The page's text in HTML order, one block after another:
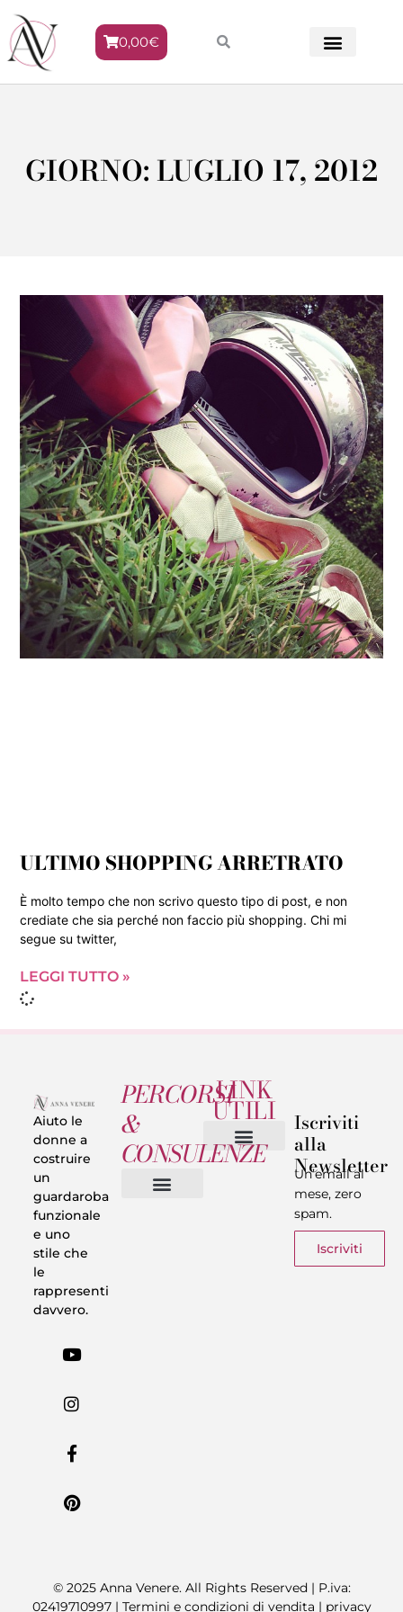
0,00€
GIORNO: LUGLIO 17, 2012
ULTIMO SHOPPING ARRETRATO
È molto tempo che non scrivo questo tipo di post, e non
crediate che sia perché non faccio più shopping. Chi mi
segue su twitter,
LEGGI TUTTO »
Aiuto le
donne a
costruire
un
guardaroba
funzionale
e uno
stile che
le
rappresenti
davvero.
PERCORSI
&
CONSULENZE
LINK
UTILI Iscriviti
alla
Newsletter
Un’email al
mese, zero
spam.
Iscriviti
© 2025 Anna Venere. All Rights Reserved | P.iva:
02419710997 | Termini e condizioni di vendita | privacy